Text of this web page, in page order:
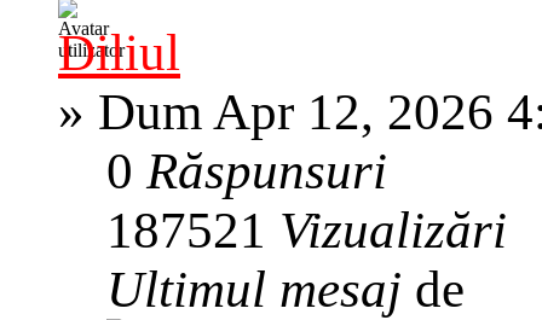
Diliul
» Dum Apr 12, 2026
0Răspunsuri
187521 Vizualizări
Ultimul mesaj de